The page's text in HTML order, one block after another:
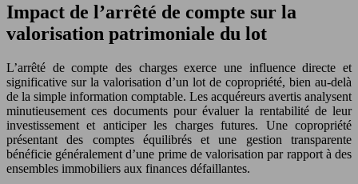
Impact de l’arrêté de compte sur la
valorisation patrimoniale du lot
L’arrêté de compte des charges exerce une influence directe et
significative sur la valorisation d’un lot de copropriété, bien au-delà
de la simple information comptable. Les acquéreurs avertis analysent
minutieusement ces documents pour évaluer la rentabilité de leur
investissement et anticiper les charges futures. Une copropriété
présentant des comptes équilibrés et une gestion transparente
bénéficie généralement d’une prime de valorisation par rapport à des
ensembles immobiliers aux finances défaillantes.